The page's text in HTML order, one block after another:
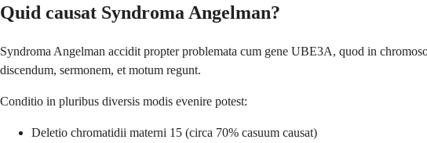
Quid causat Syndroma Angelman?
Syndroma Angelman accidit propter problemata cum gene UBE3A, quod in
discendum, sermonem, et motum regunt.
Conditio in pluribus diversis modis evenire potest:
Deletio chromatidii materni 15 (circa 70% casuum causat)